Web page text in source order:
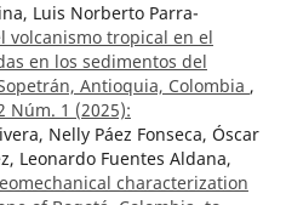
Luis Norberto Parra-
volcanismo tropical en el
en los sedimentos del
Antioquia, Colombia ,
Núm. 1 (2025):
Nelly Páez Fonseca, Óscar
Leonardo Fuentes Aldana,
characterization